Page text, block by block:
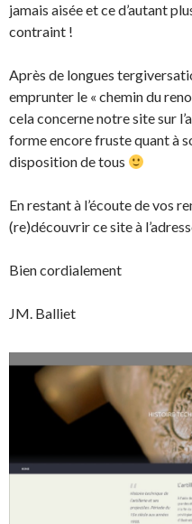
jamais aisée et ce d’autant
contraint !
Après de longues
emprunter le « chemin du
cela concerne notre site sur
forme encore fruste quant à
disposition de tous
En restant à l’écoute de vos
(re)découvrir ce site à
Bien cordialement
JM. Balliet